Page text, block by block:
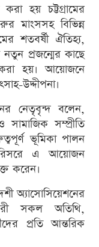
হয় চট্টগ্রামের
মাংসসহ বিভিন্ন
শতবর্ষী ঐতিহ্য,
প্রজন্মের কাছে
হয়। আয়োজনে
উদ্দীপনা।
নেতৃবৃন্দ বলেন,
সামাজিক সম্প্রীতি
ভূমিকা পালন
এ আয়োজন
করেন।
অ্যাসোসিয়েশনের
সকল অতিথি,
প্রতি আন্তরিক